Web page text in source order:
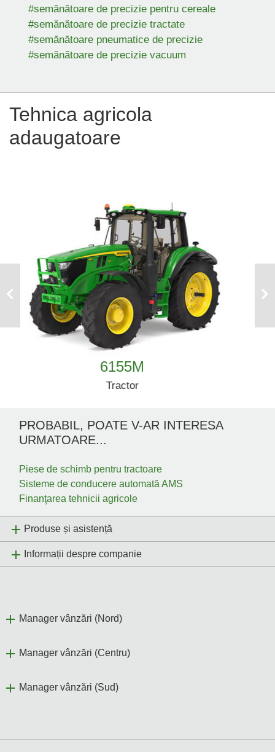
#semănătoare de precizie pentru cereale
#semănătoare de precizie tractate
#semănătoare pneumatice de precizie
#semănătoare de precizie vacuum
Tehnica agricola
adaugatoare
6175M
Tractor
Previous Next
PROBABIL, POATE V-AR INTERESA
URMATOARE...
Piese de schimb pentru tractoare
Sisteme de conducere automată AMS
Finanţarea tehnicii agricole
Produse și asistență
Informații despre companie
Manager vânzări (Nord)
Manager vânzări (Centru)
Manager vânzări (Sud)